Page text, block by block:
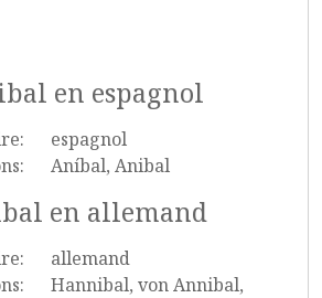
en espagnol
espagnol
Aníbal, Anibal
en allemand
allemand
Hannibal, von Annibal,